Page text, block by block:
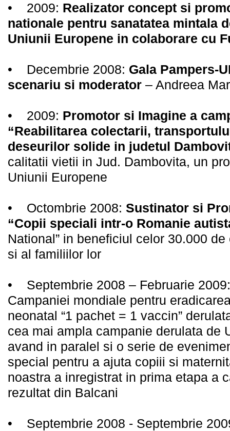
• 2009: Realizator concept si
nationale pentru sanatatea mintala
Uniunii Europene in colaborare cu
• Decembrie 2008: Gala Pampers-
scenariu si moderator – Andreea
• 2009: Promotor si Imagine a
“Reabilitarea colectarii,
deseurilor solide in judetul
calitatii vietii in Jud. Dambovita, un
Uniunii Europene
• Octombrie 2008: Sustinator si
“Copii speciali intr-o Romanie
National” in beneficiul celor 30.000
si al familiilor lor
• Septembrie 2008 – Februarie
Campaniei mondiale pentru
neonatal “1 pachet = 1 vaccin”
cea mai ampla campanie derulata de
avand in paralel si o serie de
special pentru a ajuta copiii si
noastra a inregistrat in prima etapa a
rezultat din Balcani
• Septembrie 2008 - Septembrie